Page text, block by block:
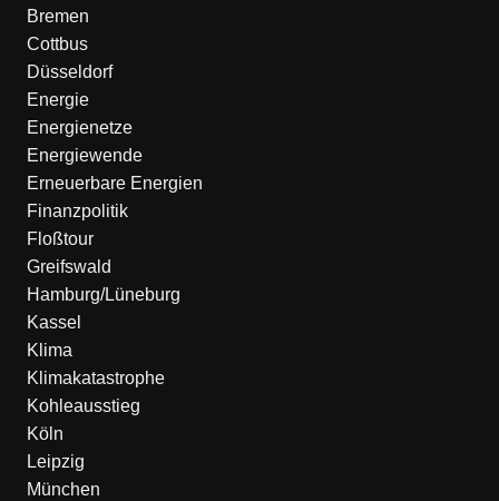
Bremen
Cottbus
Düsseldorf
Energie
Energienetze
Energiewende
Erneuerbare Energien
Finanzpolitik
Floßtour
Greifswald
Hamburg/Lüneburg
Kassel
Klima
Klimakatastrophe
Kohleausstieg
Köln
Leipzig
München